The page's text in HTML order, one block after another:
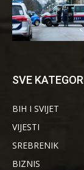
SVE
BIH I SVIJET
VIJESTI
SREBRENIK
BIZNIS